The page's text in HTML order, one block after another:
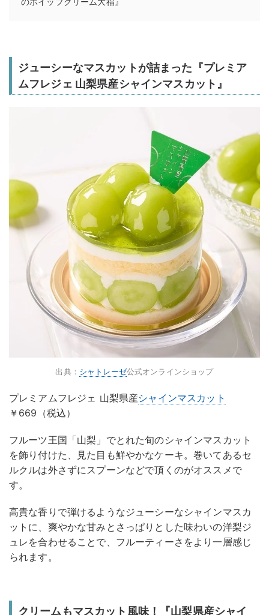
ジューシーなマスカットが詰まった『プレミア
ムフレジェ 山梨県産シャインマスカット』
出典： シャトレーゼ公式オンラインショップ
プレミアムフレジェ 山梨県産シャインマスカット
￥669（税込）
フルーツ王国「山梨」でとれた旬のシャインマスカット
を飾り付けた、見た目も鮮やかなケーキ。巻いてあるセ
ルクルは外さずにスプーンなどで頂くのがオススメで
す。
高貴な香りで弾けるようなジューシーなシャインマスカ
ットに、爽やかな甘みとさっぱりとした味わいの洋梨ジ
ュレを合わせることで、フルーティーさをより一層感じ
られます。
クリームもマスカット風味！『山梨県産シャイ